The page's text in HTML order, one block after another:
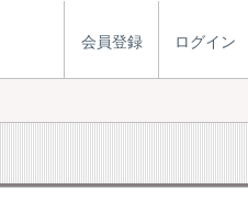
会員登録 ログイン